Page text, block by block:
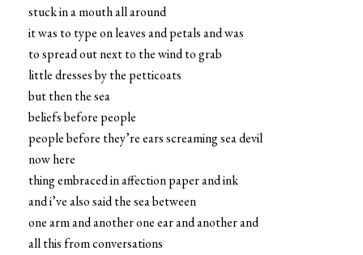
stuck in a mouth all around
it was to type on leaves and petals and was
to spread out next to the wind to grab
little dresses by the petticoats
but then the sea
beliefs before people
people before they’re ears screaming sea devil
now here
thing embraced in affection paper and ink
and i’ve also said the sea between
one arm and another one ear and another and
all this from conversations